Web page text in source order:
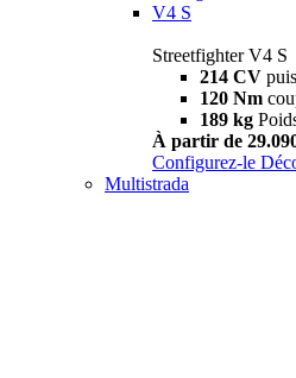
V4 S
Streetfighter V4 S
214 CV
120 Nm
189 kg
À partir de
Configurez-le
Multistrada